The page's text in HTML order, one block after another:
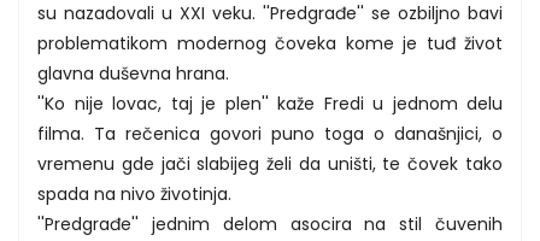
su nazadovali u XXI veku. ''Predgrađe'' se ozbiljno bavi
problematikom modernog čoveka kome je tuđ život
glavna duševna hrana.
''Ko nije lovac, taj je plen'' kaže Fredi u jednom delu
filma. Ta rečenica govori puno toga o današnjici, o
vremenu gde jači slabijeg želi da uništi, te čovek tako
spada na nivo životinja.
''Predgrađe'' jednim delom asocira na stil čuvenih